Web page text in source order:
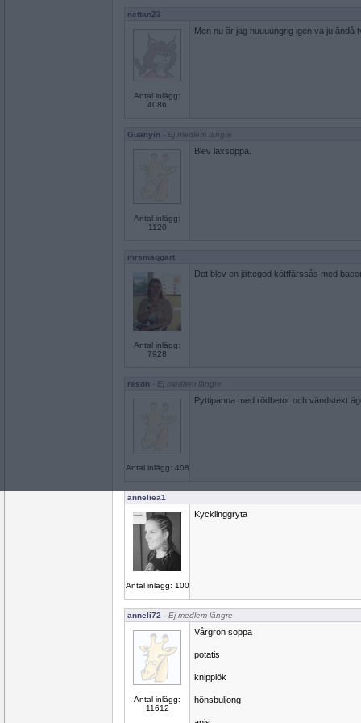
nettan23
Antal inlägg:
4086
Men nu är jag huuuungrig igen va ju ändå
Guanyin - Ej medlem längre
Antal inlägg:
1120
Blev laxsoppa.
mrsmaggart
Antal inlägg:
7928
Det blev en jättegod köttfärssås med
reson - Ej medlem längre
Antal inlägg: 408
Pyttipanna med rödbetor och vändstekt
anneliea1
Antal inlägg: 100
Kycklinggryta
anneli72 - Ej medlem längre
Antal inlägg:
11612
Vårgrön soppa
potatis
knipplök
hönsbuljong